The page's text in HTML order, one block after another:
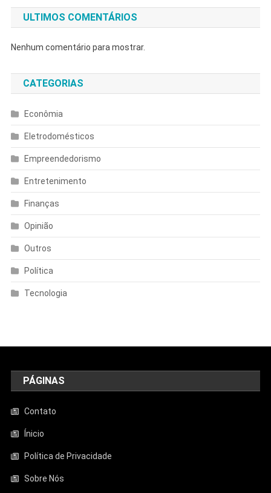
ULTIMOS COMENTÁRIOS
Nenhum comentário para mostrar.
CATEGORIAS
Econômia
Eletrodomésticos
Empreendedorismo
Entretenimento
Finanças
Opinião
Outros
Política
Tecnologia
PÁGINAS
Contato
Ínicio
Política de Privacidade
Sobre Nós